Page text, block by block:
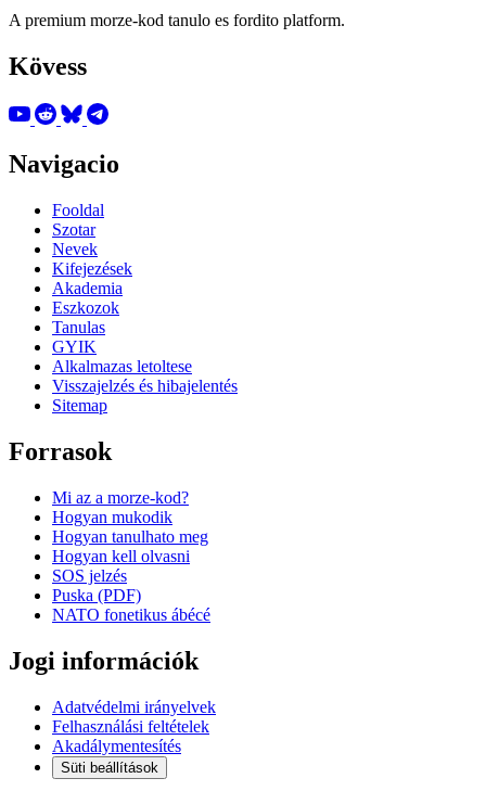
A premium morze-kod tanulo es fordito platform.
Kövess
Navigacio
Fooldal
Szotar
Nevek
Kifejezések
Akademia
Eszkozok
Tanulas
GYIK
Alkalmazas letoltese
Visszajelzés és hibajelentés
Sitemap
Forrasok
Mi az a morze-kod?
Hogyan mukodik
Hogyan tanulhato meg
Hogyan kell olvasni
SOS jelzés
Puska (PDF)
NATO fonetikus ábécé
Jogi információk
Adatvédelmi irányelvek
Felhasználási feltételek
Akadálymentesítés
Süti beállítások